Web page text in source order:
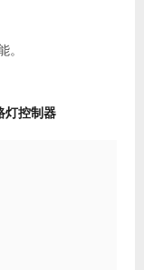
。
灯控制器